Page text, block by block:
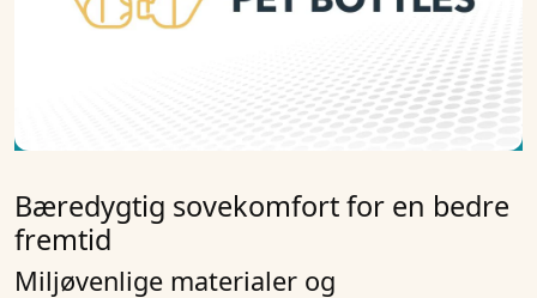
Bæredygtig sovekomfort for en bedre
fremtid
Miljøvenlige materialer og